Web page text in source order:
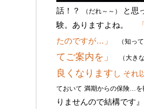
話！？
（だれ～～） と思
験。ありますよね。
たのですが…」
（知っ
てご案内を」
（大き
良くなります し それ
ておいて 満期からの保険…を
りませんので結構です